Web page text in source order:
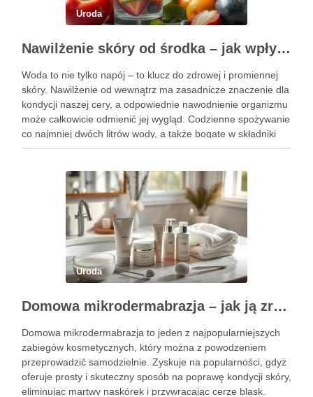
Uroda
Nawilżenie skóry od środka – jak wpływa dieta i woda?
Woda to nie tylko napój – to klucz do zdrowej i promiennej
skóry. Nawilżenie od wewnątrz ma zasadnicze znaczenie dla
kondycji naszej cery, a odpowiednie nawodnienie organizmu
może całkowicie odmienić jej wygląd. Codzienne spożywanie
co najmniej dwóch litrów wody, a także bogate w składniki
odżywcze diety, mogą zdziałać cuda, przywracając …
Uroda
Domowa mikrodermabrazja – jak ją zrobić i jakie daje efekty?
Domowa mikrodermabrazja to jeden z najpopularniejszych
zabiegów kosmetycznych, który można z powodzeniem
przeprowadzić samodzielnie. Zyskuje na popularności, gdyż
oferuje prosty i skuteczny sposób na poprawę kondycji skóry,
eliminując martwy naskórek i przywracając cerze blask.